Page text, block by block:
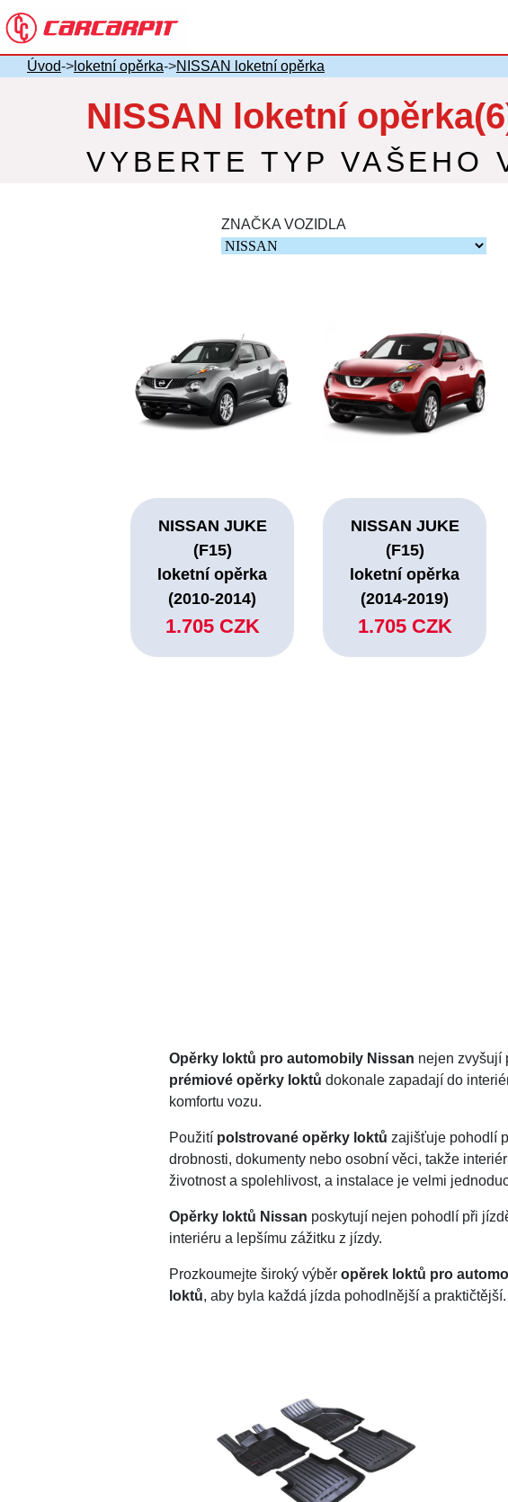
Úvod-> loketní opěrka->NISSAN loketní opěrka
NISSAN loketní
VYBERTE TYP VAŠEHO
ZNAČKA VOZIDLA
NISSAN JUKE
(F15)
loketní opěrka
(2010-2014)
1.705 CZK
NISSAN JUKE
(F15)
loketní opěrka
(2014-2019)
1.705 CZK
Opěrky loktů pro automobily Nissan nejen zvyšují
prémiové opěrky loktů dokonale zapadají do
komfortu vozu.
Použití polstrované opěrky loktů zajišťuje pohodlí
drobnosti, dokumenty nebo osobní věci, takže
životnost a spolehlivost, a instalace je velmi
Opěrky loktů Nissan poskytují nejen pohodlí při
interiéru a lepšímu zážitku z jízdy.
Prozkoumejte široký výběropěrek loktů pro
loktů, aby byla každá jízda pohodlnější a praktičtější.